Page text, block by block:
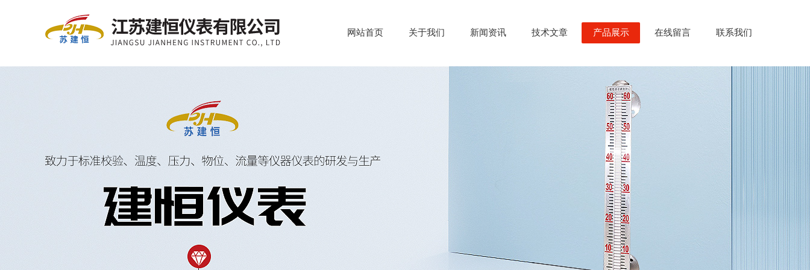
网站首页 关于我们 新闻资讯 技术文章 产品展示 在线留言 联系我们